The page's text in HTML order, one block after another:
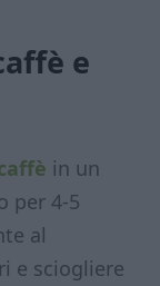
e
in un
per 4-5
al
e sciogliere